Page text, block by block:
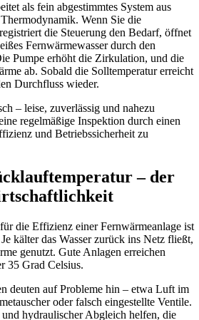
als fein abgestimmtes System aus
Wenn Sie die
die Steuerung den Bedarf, öffnet
Fernwärmewasser durch den
Pumpe erhöht die Zirkulation, und die
ab. Sobald die Solltemperatur erreicht
Durchfluss wieder.
– leise, zuverlässig und nahezu
regelmäßige Inspektion durch einen
und Betriebssicherheit zu
– der
die Effizienz einer Fernwärmeanlage ist
Je kälter das Wasser zurück ins Netz fließt,
genutzt. Gute Anlagen erreichen
35 Grad Celsius.
deuten auf Probleme hin – etwa Luft im
oder falsch eingestellte Ventile.
hydraulischer Abgleich helfen, die